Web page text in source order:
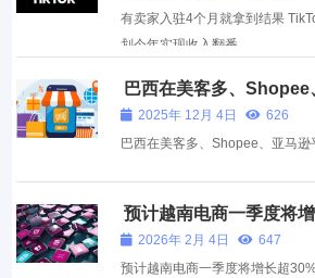
有卖家入驻4个月就拿到结果
划今年实现收入翻番
巴西在美客多、Shopee
获未认证产品
2025年 12月 4日
626
巴西在美客多、Shopee、亚马
预计越南电商一季度将
2026年 2月 4日
647
预计越南电商一季度将增长超